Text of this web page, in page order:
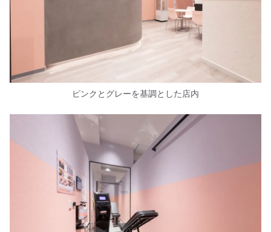
ピンクとグレーを基調とした店内